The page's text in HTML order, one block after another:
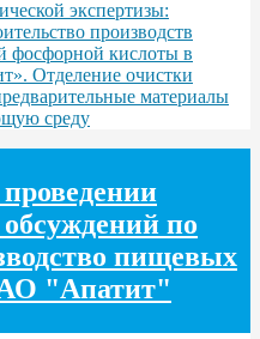
экспертизы:
производств
фосфорной кислоты в
Отделение очистки
материалы
среду
по
пищевых
"Апатит"